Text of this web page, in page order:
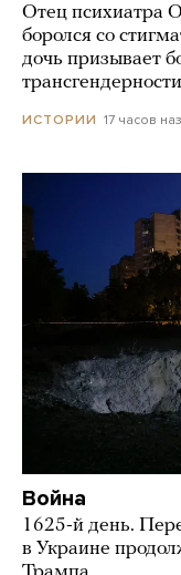
Отец психиатра
боролся со
дочь призывает
ИСТОРИИ 17 часов
Война
1625-й день.
в Украине